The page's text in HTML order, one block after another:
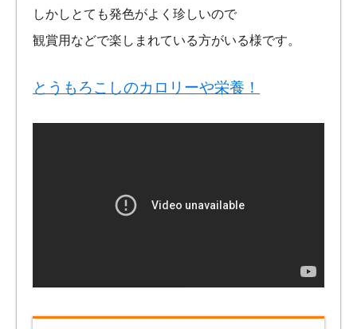
しかしとても発色がよく珍しいので
観賞用などで楽しまれている方がいる様です。
とうもろこしのカロリーや栄養！